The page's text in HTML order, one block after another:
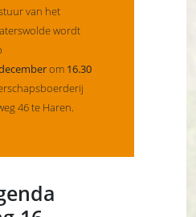
van het
wordt
om 16.30
46 te Haren.